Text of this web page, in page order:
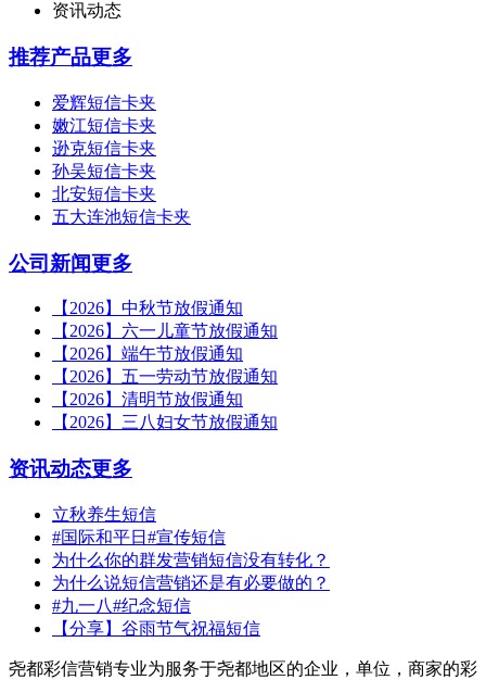
资讯动态
推荐产品更多
爱辉短信卡夹
嫩江短信卡夹
逊克短信卡夹
孙吴短信卡夹
北安短信卡夹
五大连池短信卡夹
公司新闻更多
【2026】中秋节放假通知
【2026】六一儿童节放假通知
【2026】端午节放假通知
【2026】五一劳动节放假通知
【2026】清明节放假通知
【2026】三八妇女节放假通知
资讯动态更多
立秋养生短信
#国际和平日#宣传短信
为什么你的群发营销短信没有转化？
为什么说短信营销还是有必要做的？
#九一八#纪念短信
【分享】谷雨节气祝福短信
尧都彩信营销专业为服务于尧都地区的企业，单位，商家的彩